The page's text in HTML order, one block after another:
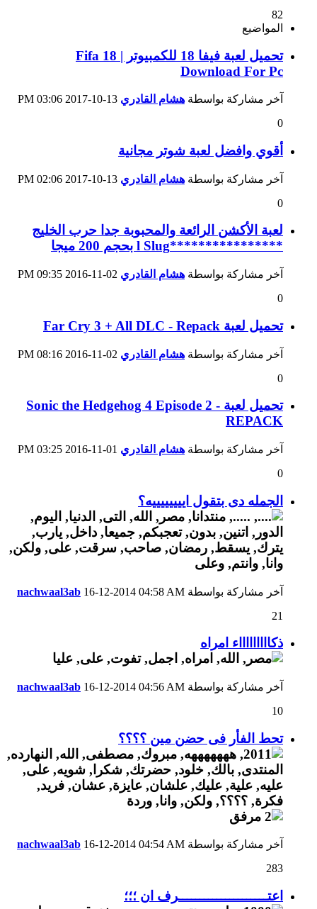
82
المواضيع
تحميل لعبة فيفا 18 للكمبيوتر | Fifa 18
Download For Pc
آخر مشاركة بواسطة هشام القادري
03:06 PM
0
أقوي وافضل لعبة شوتر مجانية
آخر مشاركة بواسطة هشام القادري
02:06 PM
0
لعبة الأكشن الرائعة والمحبوبة جدا حرب الخليج
****************l Slug بحجم 200 ميجا
آخر مشاركة بواسطة هشام القادري
09:35 PM
0
تحميل لعبة Far Cry 3 + All DLC - Repack
آخر مشاركة بواسطة هشام القادري
08:16 PM
0
تحميل لعبة Sonic the Hedgehog 4 Episode 2 -
REPACK
آخر مشاركة بواسطة هشام القادري
03:25 PM
0
الجمله دى بتقول اييييييييه؟
آخر مشاركة بواسطة nachwaal3ab 16-12-2014 04:58 AM
21
ذكاااااااااء امراه
آخر مشاركة بواسطة nachwaal3ab 16-12-2014 04:56 AM
10
تحط الفأر فى حضن مين ؟؟؟؟
آخر مشاركة بواسطة nachwaal3ab 16-12-2014 04:54 AM
283
اعتـــــــــــــــــــــرف ان ؛؛؛